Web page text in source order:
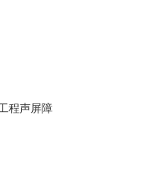
程声屏障